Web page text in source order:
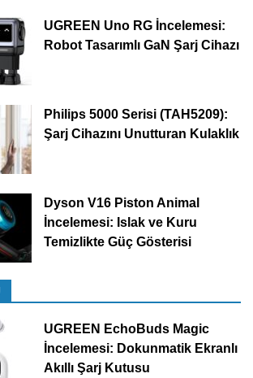
UGREEN Uno RG İncelemesi:
Robot Tasarımlı GaN Şarj Cihazı
Philips 5000 Serisi (TAH5209):
Şarj Cihazını Unutturan Kulaklık
Dyson V16 Piston Animal
İncelemesi: Islak ve Kuru
Temizlikte Güç Gösterisi
UGREEN EchoBuds Magic
İncelemesi: Dokunmatik Ekranlı
Akıllı Şarj Kutusu